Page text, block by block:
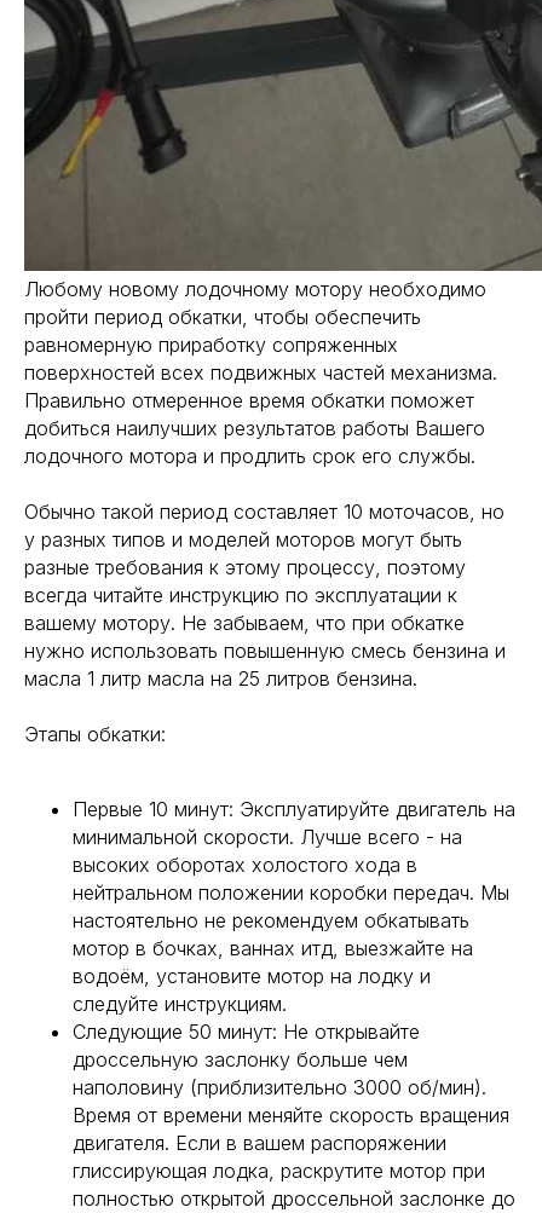
Любому новому лодочному мотору необходимо
пройти период обкатки, чтобы обеспечить
равномерную приработку сопряженных
поверхностей всех подвижных частей механизма.
Правильно отмеренное время обкатки поможет
добиться наилучших результатов работы Вашего
лодочного мотора и продлить срок его службы.
Обычно такой период составляет 10 моточасов, но
у разных типов и моделей моторов могут быть
разные требования к этому процессу, поэтому
всегда читайте инструкцию по эксплуатации к
вашему мотору. Не забываем, что при обкатке
нужно использовать повышенную смесь бензина и
масла 1 литр масла на 25 литров бензина.
Этапы обкатки:
Первые 10 минут: Эксплуатируйте двигатель на
минимальной скорости. Лучше всего - на
высоких оборотах холостого хода в
нейтральном положении коробки передач. Мы
настоятельно не рекомендуем обкатывать
мотор в бочках, ваннах итд, выезжайте на
водоём, установите мотор на лодку и
следуйте инструкциям.
Следующие 50 минут: Не открывайте
дроссельную заслонку больше чем
наполовину (приблизительно 3000 об/мин).
Время от времени меняйте скорость вращения
двигателя. Если в вашем распоряжении
глиссирующая лодка, раскрутите мотор при
полностью открытой дроссельной заслонке до